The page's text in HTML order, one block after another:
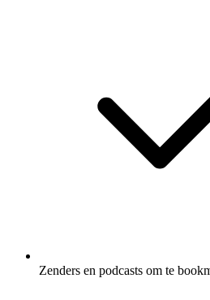
Zenders en podcasts om te